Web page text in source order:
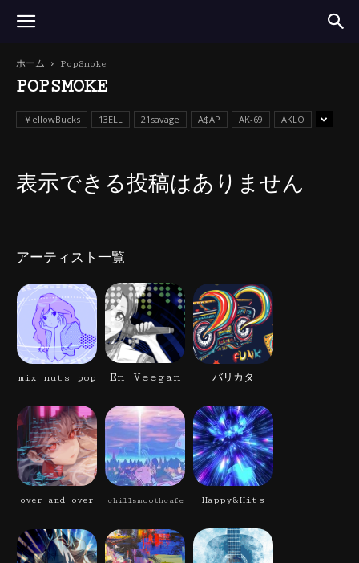
ホーム PopSmoke
POPSMOKE
￥ellowBucks 13ELL 21savage A$AP AK-69 AKLO
表示できる投稿はありません
アーティスト一覧
mix nuts pop En Veegan バリカタ
over and over chillsmoothcafe Happy&Hits